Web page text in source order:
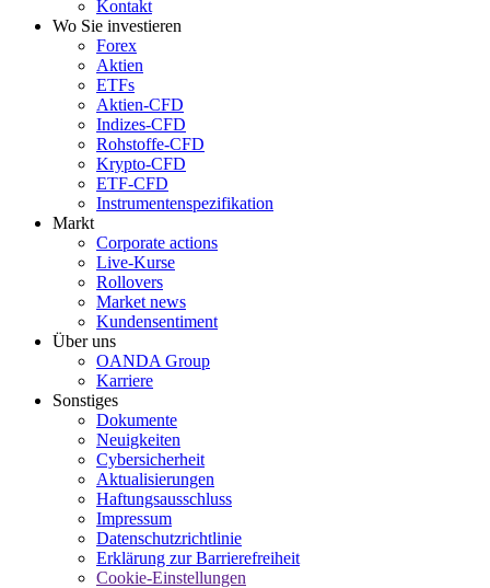
Kontakt
Wo Sie investieren
Forex
Aktien
ETFs
Aktien-CFD
Indizes-CFD
Rohstoffe-CFD
Krypto-CFD
ETF-CFD
Instrumentenspezifikation
Markt
Corporate actions
Live-Kurse
Rollovers
Market news
Kundensentiment
Über uns
OANDA Group
Karriere
Sonstiges
Dokumente
Neuigkeiten
Cybersicherheit
Aktualisierungen
Haftungsausschluss
Impressum
Datenschutzrichtlinie
Erklärung zur Barrierefreiheit
Cookie-Einstellungen